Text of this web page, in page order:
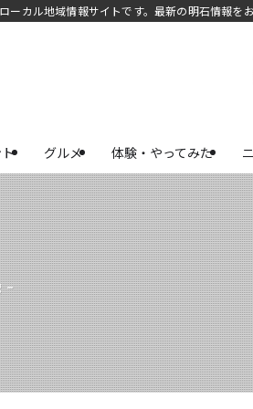
ーカル地域情報サイトです。最新の明石情報を
グルメ 体験・やってみた
–